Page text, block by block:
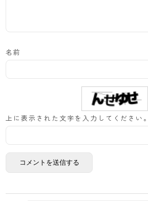
名前
上に表示された文字を入力してください。